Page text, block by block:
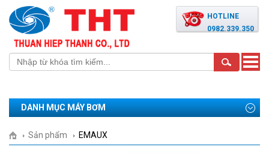
HOTLINE
0982.339.350
Toggle
DANH MỤC MÁY BƠM
Sản phẩm EMAUX